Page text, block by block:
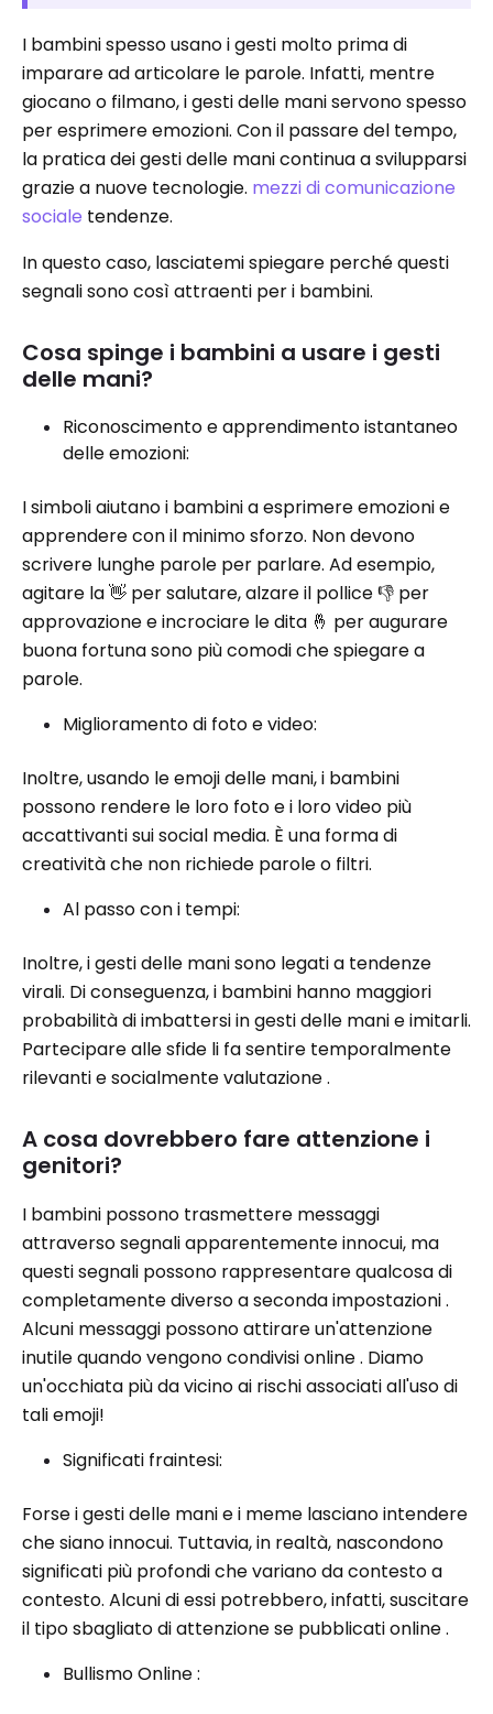
I bambini spesso usano i gesti molto prima di
imparare ad articolare le parole. Infatti, mentre
giocano o filmano, i gesti delle mani servono spesso
per esprimere emozioni. Con il passare del tempo,
la pratica dei gesti delle mani continua a svilupparsi
grazie a nuove tecnologie. mezzi di comunicazione
sociale tendenze.
In questo caso, lasciatemi spiegare perché questi
segnali sono così attraenti per i bambini.
Cosa spinge i bambini a usare i gesti
delle mani?
Riconoscimento e apprendimento istantaneo
delle emozioni:
I simboli aiutano i bambini a esprimere emozioni e
apprendere con il minimo sforzo. Non devono
scrivere lunghe parole per parlare. Ad esempio,
agitare la 👋 per salutare, alzare il pollice 👎 per
approvazione e incrociare le dita 🤞 per augurare
buona fortuna sono più comodi che spiegare a
parole.
Miglioramento di foto e video:
Inoltre, usando le emoji delle mani, i bambini
possono rendere le loro foto e i loro video più
accattivanti sui social media. È una forma di
creatività che non richiede parole o filtri.
Al passo con i tempi:
Inoltre, i gesti delle mani sono legati a tendenze
virali. Di conseguenza, i bambini hanno maggiori
probabilità di imbattersi in gesti delle mani e imitarli.
Partecipare alle sfide li fa sentire temporalmente
rilevanti e socialmente valutazione .
A cosa dovrebbero fare attenzione i
genitori?
I bambini possono trasmettere messaggi
attraverso segnali apparentemente innocui, ma
questi segnali possono rappresentare qualcosa di
completamente diverso a seconda impostazioni .
Alcuni messaggi possono attirare un'attenzione
inutile quando vengono condivisi online . Diamo
un'occhiata più da vicino ai rischi associati all'uso di
tali emoji!
Significati fraintesi:
Forse i gesti delle mani e i meme lasciano intendere
che siano innocui. Tuttavia, in realtà, nascondono
significati più profondi che variano da contesto a
contesto. Alcuni di essi potrebbero, infatti, suscitare
il tipo sbagliato di attenzione se pubblicati online .
Bullismo Online :